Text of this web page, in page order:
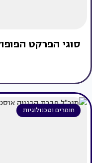
סוגי הפרקט
חומרים וטכנולוגיות